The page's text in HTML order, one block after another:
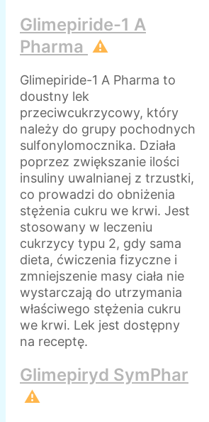
Glimepiride-1 A
Pharma ⚠️
Glimepiride-1 A Pharma to
doustny lek
przeciwcukrzycowy, który
należy do grupy pochodnych
sulfonylomocznika. Działa
poprzez zwiększanie ilości
insuliny uwalnianej z trzustki,
co prowadzi do obniżenia
stężenia cukru we krwi. Jest
stosowany w leczeniu
cukrzycy typu 2, gdy sama
dieta, ćwiczenia fizyczne i
zmniejszenie masy ciała nie
wystarczają do utrzymania
właściwego stężenia cukru
we krwi. Lek jest dostępny
na receptę.
Glimepiryd SymPhar
⚠️